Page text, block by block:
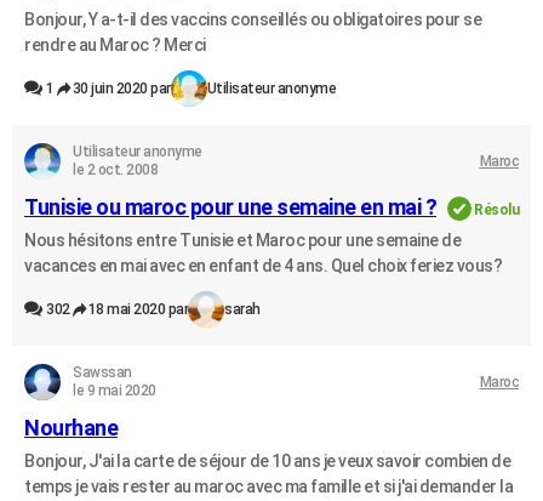
Bonjour, Y a-t-il des vaccins conseillés ou obligatoires pour se
rendre au Maroc ? Merci
1 30 juin 2020 par Utilisateur anonyme
Utilisateur anonyme
le 2 oct. 2008
Maroc
Tunisie ou maroc pour une semaine en mai ? Résolu
Nous hésitons entre Tunisie et Maroc pour une semaine de
vacances en mai avec en enfant de 4 ans. Quel choix feriez vous?
302 18 mai 2020 par sarah
Sawssan
le 9 mai 2020
Maroc
Nourhane
Bonjour, J'ai la carte de séjour de 10 ans je veux savoir combien de
temps je vais rester au maroc avec ma famille et si j'ai demander la